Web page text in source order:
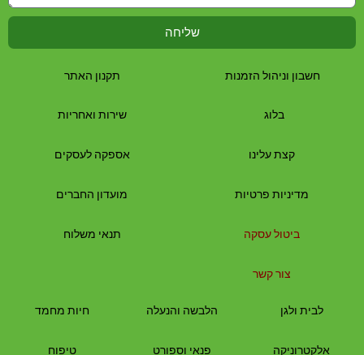
שליחה
חשבון וניהול הזמנות
בלוג
קצת עלינו
מדיניות פרטיות
ביטול עסקה
צור קשר
תקנון האתר
שירות ואחריות
אספקה לעסקים
מועדון החברים
תנאי משלוח
לבית ולגן
אלקטרוניקה
הלבשה והנעלה
פנאי וספורט
חיות מחמד
טיפוח